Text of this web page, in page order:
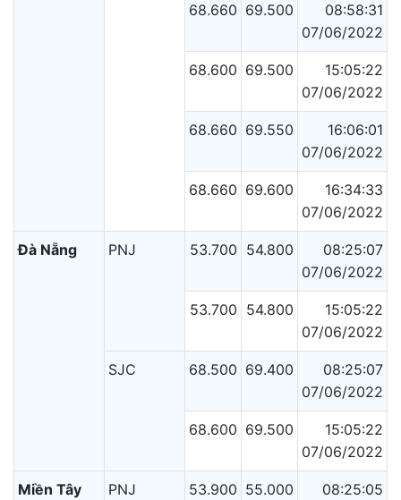
68.660 69.500
08:58:31
07/06/2022
68.600 69.500
15:05:22
07/06/2022
68.660 69.550
16:06:01
07/06/2022
68.660 69.600
16:34:33
07/06/2022
Đà Nẵng PNJ 53.700 54.800
08:25:07
07/06/2022
53.700 54.800
15:05:22
07/06/2022
SJC 68.500 69.400
08:25:07
07/06/2022
68.600 69.500
15:05:22
07/06/2022
Miền Tây PNJ 53.900 55.000
08:25:05